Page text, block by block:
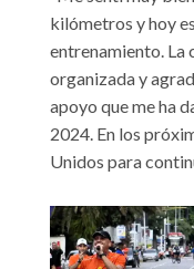
kilómetros y hoy
entrenamiento. La
organizada y
apoyo que me ha
2024. En los
Unidos para